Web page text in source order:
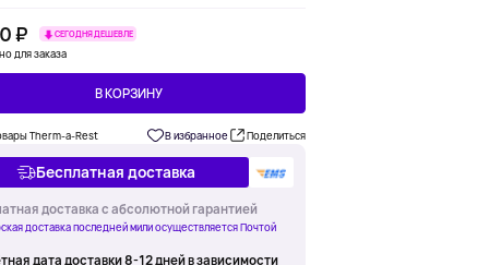
₽
СЕГОДНЯ ДЕШЕВЛЕ
для заказа
В КОРЗИНУ
Therm-a-Rest В избранное Поделиться
Бесплатная доставка
доставка с абсолютной гарантией
доставка последней мили осуществляется Почтой
дата доставки 8-12 дней в зависимости